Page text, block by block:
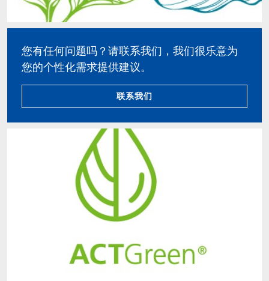
您有任何问题吗？请联系我们，我们很乐意为
您的个性化需求提供建议。
联系我们
PakSafe
PROVALIN
WESSCO